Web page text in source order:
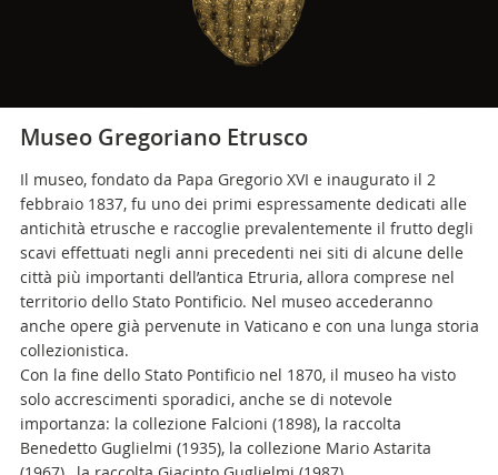
Museo Gregoriano Etrusco
Il museo, fondato da Papa Gregorio XVI e inaugurato il 2
febbraio 1837, fu uno dei primi espressamente dedicati alle
antichità etrusche e raccoglie prevalentemente il frutto degli
scavi effettuati negli anni precedenti nei siti di alcune delle
città più importanti dell’antica Etruria, allora comprese nel
territorio dello Stato Pontificio. Nel museo accederanno
anche opere già pervenute in Vaticano e con una lunga storia
collezionistica.
Con la fine dello Stato Pontificio nel 1870, il museo ha visto
solo accrescimenti sporadici, anche se di notevole
importanza: la collezione Falcioni (1898), la raccolta
Benedetto Guglielmi (1935), la collezione Mario Astarita